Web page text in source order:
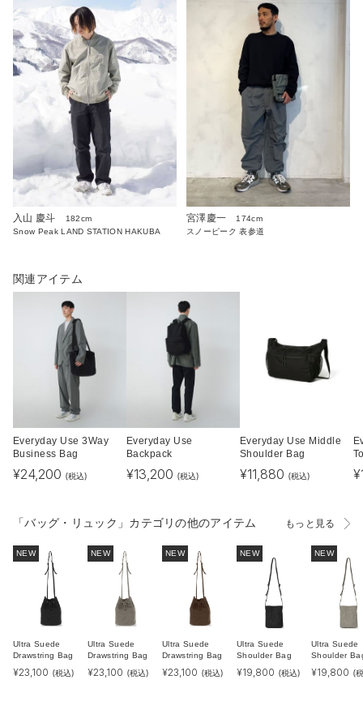
入山 慶斗
182cm
Snow Peak LAND STATION HAKUBA
宮澤慶一
174cm
スノーピーク 表参道
関連アイテム
Everyday Use 3Way
Business Bag
¥24,200 (税込)
Everyday Use
Backpack
¥13,200 (税込)
Everyday Use Middle
Shoulder Bag
¥11,880 (税込) ¥
「バッグ・リュック」カテゴリの他のアイテム もっと見る
NEW
Ultra Suede
Drawstring Bag
¥23,100 (税込)
NEW
Ultra Suede
Drawstring Bag
¥23,100 (税込)
NEW
Ultra Suede
Drawstring Bag
¥23,100 (税込)
NEW
Ultra Suede
Shoulder Bag
¥19,800 (税込)
NEW
Ultra Suede
Shoulder
¥19,800 (